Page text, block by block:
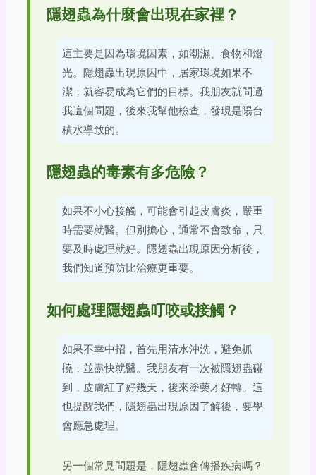
隱翅蟲為什麼會出現在家裡？
這主要是因為環境因素，如潮濕、食物和燈
光。隱翅蟲出現原因中，居家環境如果不
潔，就容易成為它們的目標。我朋友就問過
我這個問題，後來我幫他檢查，發現是陽台
積水導致的。
隱翅蟲的毒素有多危險？
如果不小心接觸，可能會引起皮膚炎，嚴重
時需要就醫。但別擔心，通常不會致命，只
要及時處理就好。隱翅蟲出現原因分析後，
我們知道預防比治療更重要。
如何處理隱翅蟲叮咬或接觸？
如果不幸中招，首先用清水沖洗，避免抓
撓，並盡快就醫。我朋友有一次被隱翅蟲碰
到，皮膚紅了好幾天，後來塗藥才好轉。這
也提醒我們，隱翅蟲出現原因了解後，要學
會應急處理。
另一個常見問題是，隱翅蟲會傳播疾病嗎？